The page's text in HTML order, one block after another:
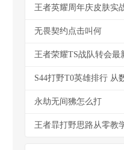
无畏契约点击叫何
王者荣耀TS战队转会最
S44打野T0英雄排行 从
永劫无间狒怎么打
王者暃打野思路从零教